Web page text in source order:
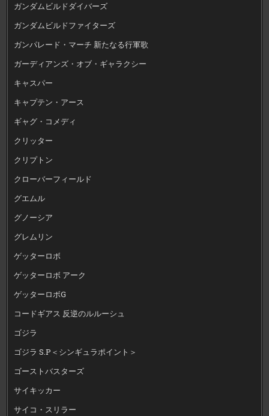
ガンダムビルドダイバーズ
ガンダムビルドファイターズ
ガンパレード・マーチ 新たなる行軍歌
ガーディアンズ・オブ・ギャラクシー
キャスパー
キャプテン・アース
ギャグ・コメディ
クリッター
クリプトン
クローバーフィールド
グエムル
グノーシア
グレムリン
ゲッターロボ
ゲッターロボ アーク
ゲッターロボG
コードギアス 反逆のルルーシュ
ゴジラ
ゴジラ S.P＜シンギュラポイント＞
ゴーストバスターズ
サイキッカー
サイコ・スリラー